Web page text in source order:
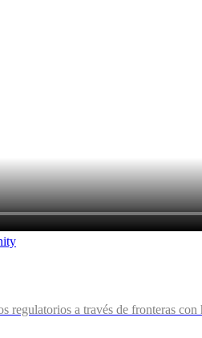
regulatorios a través de fronteras